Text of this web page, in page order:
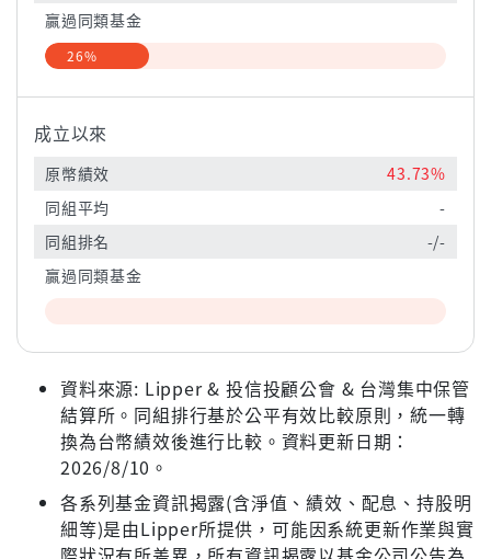
贏過同類基金
26%
成立以來
原幣績效
43.73%
同組平均
-
同組排名
-/-
贏過同類基金
資料來源: Lipper & 投信投顧公會 & 台灣集中保管
結算所。同組排行基於公平有效比較原則，統一轉
換為台幣績效後進行比較。資料更新日期：
2026/8/10。
各系列基金資訊揭露(含淨值、績效、配息、持股明
細等)是由Lipper所提供，可能因系統更新作業與實